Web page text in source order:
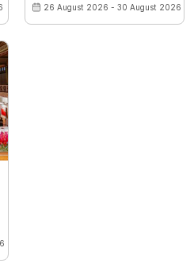
26 August 2026 - 30 August 2026